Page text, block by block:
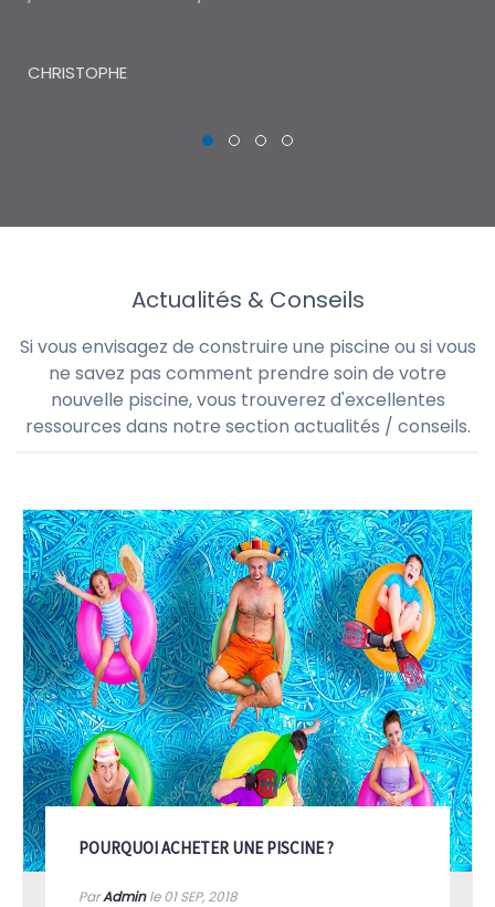
CHRISTOPHE
Actualités & Conseils
Si vous envisagez de construire une piscine ou si vous
ne savez pas comment prendre soin de votre
nouvelle piscine, vous trouverez d'excellentes
ressources dans notre section actualités / conseils.
POURQUOI ACHETER UNE PISCINE ?
ParAdminle 01SEP, 2018